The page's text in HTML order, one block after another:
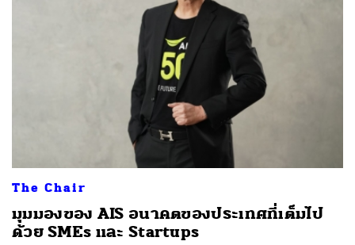
The Chair
มุมมองของ AIS อนาคตของประเทศที่เต็มไป
ด้วย SMEs และ Startups